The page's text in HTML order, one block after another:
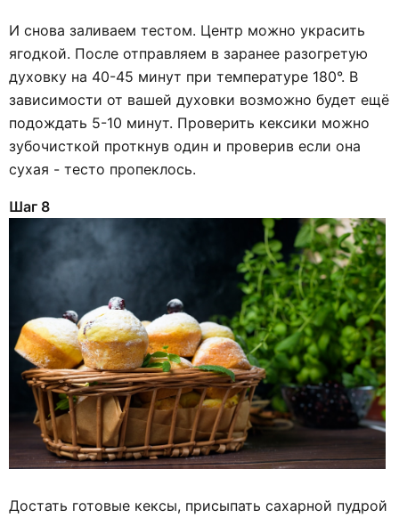
И снова заливаем тестом. Центр можно украсить
ягодкой. После отправляем в заранее разогретую
духовку на 40-45 минут при температуре 180°. В
зависимости от вашей духовки возможно будет ещё
подождать 5-10 минут. Проверить кексики можно
зубочисткой проткнув один и проверив если она
сухая - тесто пропеклось.
Шаг 8
Достать готовые кексы, присыпать сахарной пудрой